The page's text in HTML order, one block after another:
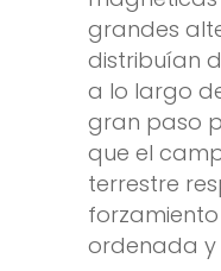
grandes
distribuían
a lo largo
gran paso
que el
terrestre
ordenada y